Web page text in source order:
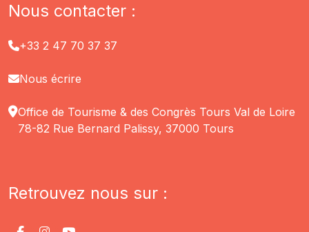
Nous contacter :
+33 2 47 70 37 37
Nous écrire
Office de Tourisme & des Congrès Tours Val de Loire
78-82 Rue Bernard Palissy, 37000 Tours
Retrouvez nous sur :